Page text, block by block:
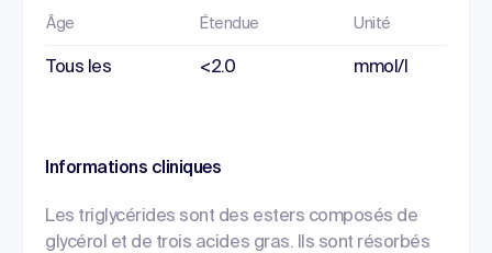
Âge Étendue Unité
Tous les <2.0 mmol/l
Informations cliniques
Les triglycérides sont des esters composés de
glycérol et de trois acides gras. Ils sont résorbés